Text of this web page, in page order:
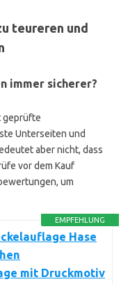
teureren und
immer sicherer?
geprüfte
Unterseiten und
aber nicht, dass
vor dem Kauf
um
EMPFEHLUNG
Hase
mit Druckmotiv